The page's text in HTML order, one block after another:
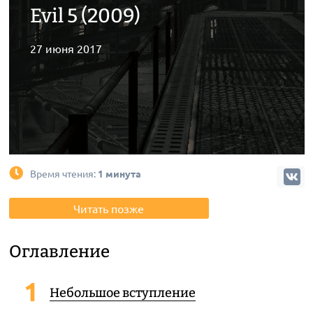
Evil 5 (2009)
27 июня 2017
Время чтения: 1 минута
Читать позже
Оглавление
Небольшое вступление